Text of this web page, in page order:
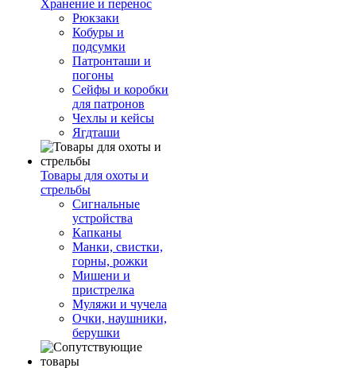
Хранение и перенос
Рюкзаки
Кобуры и
подсумки
Патронташи и
погоны
Сейфы и коробки
для патронов
Чехлы и кейсы
Ягдташи
Товары для охоты и
стрельбы
Сигнальные
устройства
Капканы
Манки, свистки,
горны, рожки
Мишени и
пристрелка
Муляжи и чучела
Очки, наушники,
берушки